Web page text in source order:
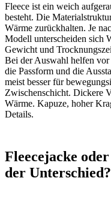
Fleece ist ein weich
besteht. Die
Wärme zurückhalten. Je
Modell unterscheiden sich
Gewicht und
Bei der Auswahl helfen
die Passform und die
meist besser für
Zwischenschicht. Dickere
Wärme. Kapuze, hoher
Details.
Fleecejacke
der Unterschied?